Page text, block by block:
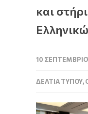
και
10
ΔΕΛΤΊΑ ΤΎΠΟΥ,